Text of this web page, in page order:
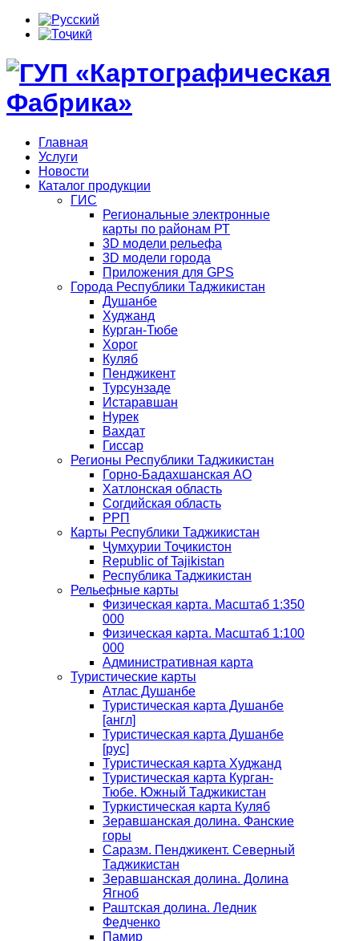
Главная
Услуги
Новости
Каталог продукции
ГИС
Региональные электронные
карты по районам РТ
3D модели рельефа
3D модели города
Приложения для GPS
Города Республики Таджикистан
Душанбе
Худжанд
Курган-Тюбе
Хорог
Куляб
Пенджикент
Турсунзаде
Истаравшан
Нурек
Вахдат
Гиссар
Регионы Республики Таджикистан
Горно-Бадахшанская АО
Хатлонская область
Согдийская область
РРП
Карты Республики Таджикистан
Ҷумҳурии Тоҷикистон
Republic of Tajikistan
Республика Таджикистан
Рельефные карты
Физическая карта. Масштаб 1:350
000
Физическая карта. Масштаб 1:100
000
Административная карта
Туристические карты
Атлас Душанбе
Туристическая карта Душанбе
[англ]
Туристическая карта Душанбе
[рус]
Туристическая карта Худжанд
Туристическая карта Курган-
Тюбе. Южный Таджикистан
Туркистическая карта Куляб
Зеравшанская долина. Фанские
горы
Саразм. Пенджикент. Северный
Таджикистан
Зеравшанская долина. Долина
Ягноб
Раштская долина. Ледник
Федченко
Памир